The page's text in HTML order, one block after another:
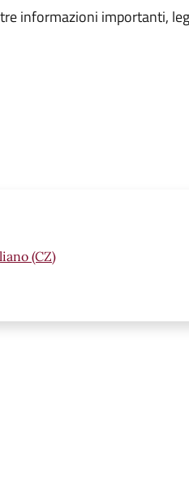
informazioni importanti,
(CZ)